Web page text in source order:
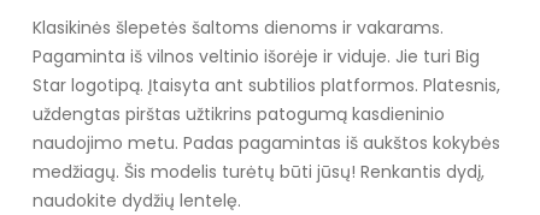
Klasikinės šlepetės šaltoms dienoms ir vakarams.
Pagaminta iš vilnos veltinio išorėje ir viduje. Jie turi Big
Star logotipą. Įtaisyta ant subtilios platformos. Platesnis,
uždengtas pirštas užtikrins patogumą kasdieninio
naudojimo metu. Padas pagamintas iš aukštos kokybės
medžiagų. Šis modelis turėtų būti jūsų! Renkantis dydį,
naudokite dydžių lentelę.